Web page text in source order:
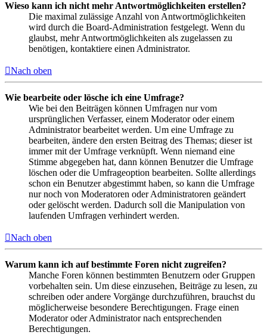
Wieso kann ich nicht mehr Antwortmöglichkeiten erstellen?
Die maximal zulässige Anzahl von Antwortmöglichkeiten
wird durch die Board-Administration festgelegt. Wenn du
glaubst, mehr Antwortmöglichkeiten als zugelassen zu
benötigen, kontaktiere einen Administrator.
Nach oben
Wie bearbeite oder lösche ich eine Umfrage?
Wie bei den Beiträgen können Umfragen nur vom
ursprünglichen Verfasser, einem Moderator oder einem
Administrator bearbeitet werden. Um eine Umfrage zu
bearbeiten, ändere den ersten Beitrag des Themas; dieser ist
immer mit der Umfrage verknüpft. Wenn niemand eine
Stimme abgegeben hat, dann können Benutzer die Umfrage
löschen oder die Umfrageoption bearbeiten. Sollte allerdings
schon ein Benutzer abgestimmt haben, so kann die Umfrage
nur noch von Moderatoren oder Administratoren geändert
oder gelöscht werden. Dadurch soll die Manipulation von
laufenden Umfragen verhindert werden.
Nach oben
Warum kann ich auf bestimmte Foren nicht zugreifen?
Manche Foren können bestimmten Benutzern oder Gruppen
vorbehalten sein. Um diese einzusehen, Beiträge zu lesen, zu
schreiben oder andere Vorgänge durchzuführen, brauchst du
möglicherweise besondere Berechtigungen. Frage einen
Moderator oder Administrator nach entsprechenden
Berechtigungen.